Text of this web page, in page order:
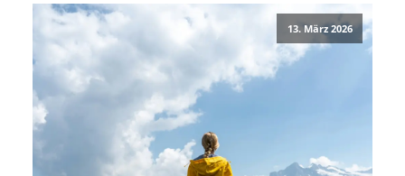
benötigen. Grund dafür können besonders stark […]
13. März 2026